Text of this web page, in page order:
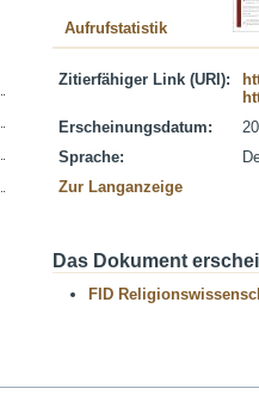
Aufrufstatistik
Zitierfähiger Link (URI):
Erscheinungsdatum:
Sprache:
Zur Langanzeige
Das Dokument
FID